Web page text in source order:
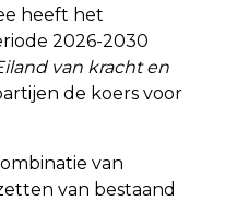
heeft het
2026-2030
van kracht en
de koers voor
van
van bestaand